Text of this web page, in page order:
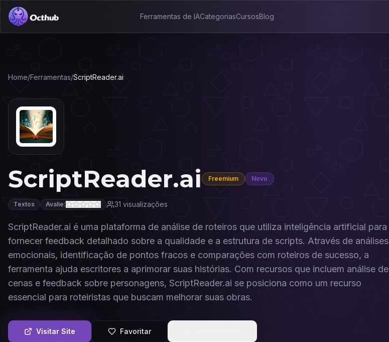
Ferramentas de IACategoriasCursosBlog
Home/Ferramentas/ScriptReader.ai
ScriptReader.ai Freemium Novo
Textos Avalie: 31 visualizações
ScriptReader.ai é uma plataforma de análise de roteiros que utiliza inteligência artificial para
fornecer feedback detalhado sobre a qualidade e a estrutura de scripts. Através de análises
emocionais, identificação de pontos fracos e comparações com roteiros de sucesso, a
ferramenta ajuda escritores a aprimorar suas histórias. Com recursos que incluem análise de
cenas e feedback sobre personagens, ScriptReader.ai se posiciona como um recurso
essencial para roteiristas que buscam melhorar suas obras.
Visitar Site Favoritar